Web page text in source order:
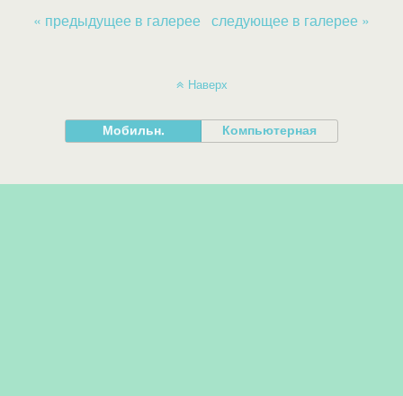
« предыдущее в галерее следующее в галерее »
Наверх
Мобильн. Компьютерная